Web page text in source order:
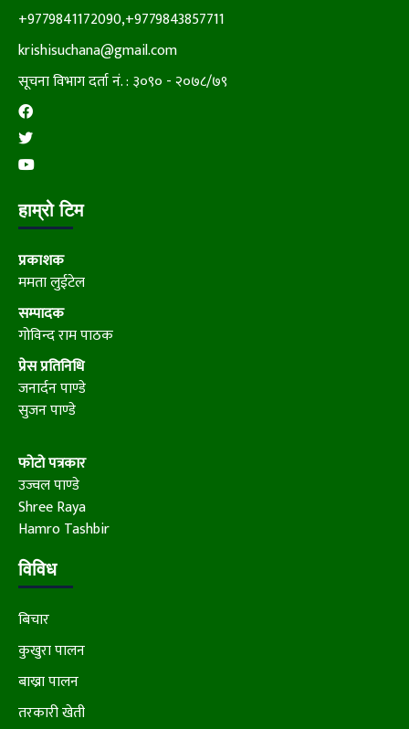
+9779841172090,+9779843857711
krishisuchana@gmail.com
सूचना विभाग दर्ता नं. : ३०९० - २०७८/७९
हाम्रो टिम
प्रकाशक
ममता लुईटेल
सम्पादक
गोविन्द राम पाठक
प्रेस प्रतिनिधि
जनार्दन पाण्डे
सुजन पाण्डे
फोटो पत्रकार
उज्वल पाण्डे
Shree Raya
Hamro Tashbir
विविध
बिचार
कुखुरा पालन
बाख्रा पालन
तरकारी खेती